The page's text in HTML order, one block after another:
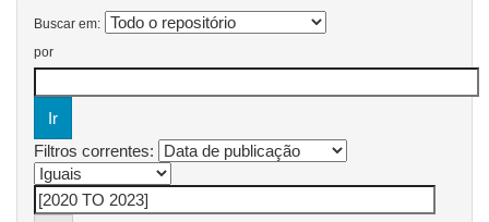
Buscar em:
por
Filtros correntes: